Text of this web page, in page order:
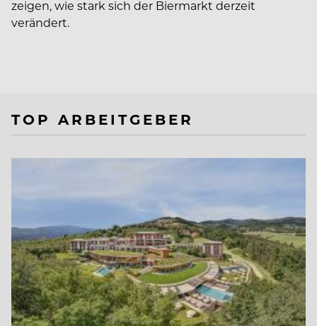
zeigen, wie stark sich der Biermarkt derzeit
verändert.
TOP ARBEITGEBER